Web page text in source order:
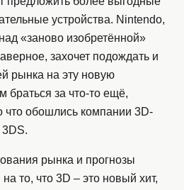
устройства. Nintendo,
«заново изобретённой»
захочет подождать и
рынка на эту новую
браться за что-то ещё,
что обошлись компании 3D-
рынка и прогнозы
то, что 3D – это новый хит,